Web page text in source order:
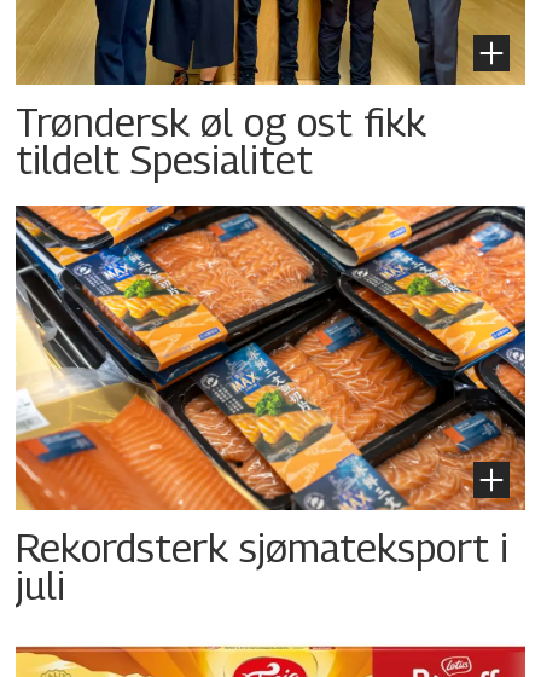
Trøndersk øl og ost fikk
tildelt Spesialitet
Rekordsterk sjømateksport i
juli